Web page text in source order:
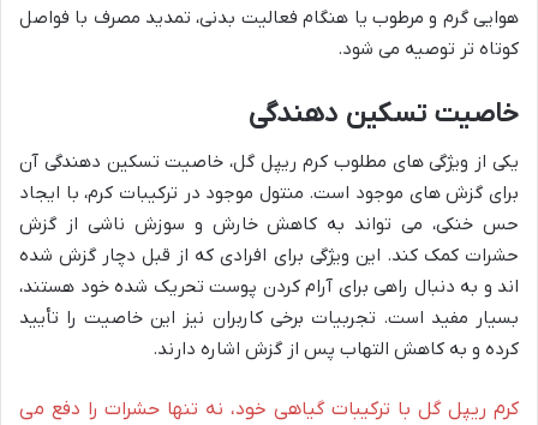
هوایی گرم و مرطوب یا هنگام فعالیت بدنی، تمدید مصرف با فواصل
کوتاه تر توصیه می شود.
خاصیت تسکین دهندگی
یکی از ویژگی های مطلوب کرم ریپل گل، خاصیت تسکین دهندگی آن
برای گزش های موجود است. منتول موجود در ترکیبات کرم، با ایجاد
حس خنکی، می تواند به کاهش خارش و سوزش ناشی از گزش
حشرات کمک کند. این ویژگی برای افرادی که از قبل دچار گزش شده
اند و به دنبال راهی برای آرام کردن پوست تحریک شده خود هستند،
بسیار مفید است. تجربیات برخی کاربران نیز این خاصیت را تأیید
کرده و به کاهش التهاب پس از گزش اشاره دارند.
کرم ریپل گل با ترکیبات گیاهی خود، نه تنها حشرات را دفع می